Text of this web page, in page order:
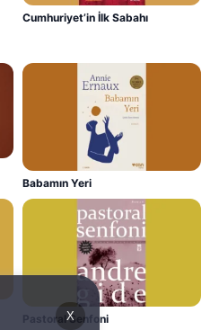
Cumhuriyet’in İlk Sabahı
Babamın Yeri
Pastoral Senfoni
X